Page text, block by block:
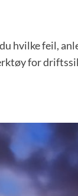
hvilke feil,
for